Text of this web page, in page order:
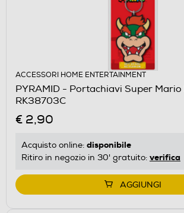
ACCESSORI HOME ENTERTAINMENT
PYRAMID - Portachiavi Super
RK38703C
€ 2,90
Acquisto online: disponibile
Ritiro in negozio in 30' gratuito: verifica
AGGIUNGI